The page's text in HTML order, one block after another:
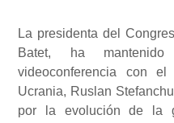
La presidenta del
Batet, ha
videoconferencia con
Ucrania, Ruslan
por la evolución de la